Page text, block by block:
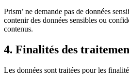
Prism’ ne demande pas de données
contenir des données sensibles ou
contenus.
4. Finalités des
Les données sont traitées pour les